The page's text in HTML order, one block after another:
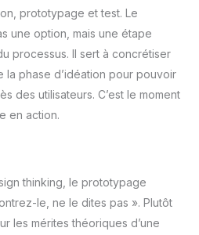
prototypage et test. Le
une option, mais une étape
processus. Il sert à concrétiser
phase d’idéation pour pouvoir
des utilisateurs. C’est le moment
en action.
thinking, le prototypage
le, ne le dites pas ». Plutôt
les mérites théoriques d’une